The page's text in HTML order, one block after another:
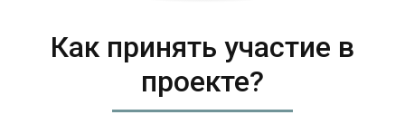
Как принять участие в
проекте?